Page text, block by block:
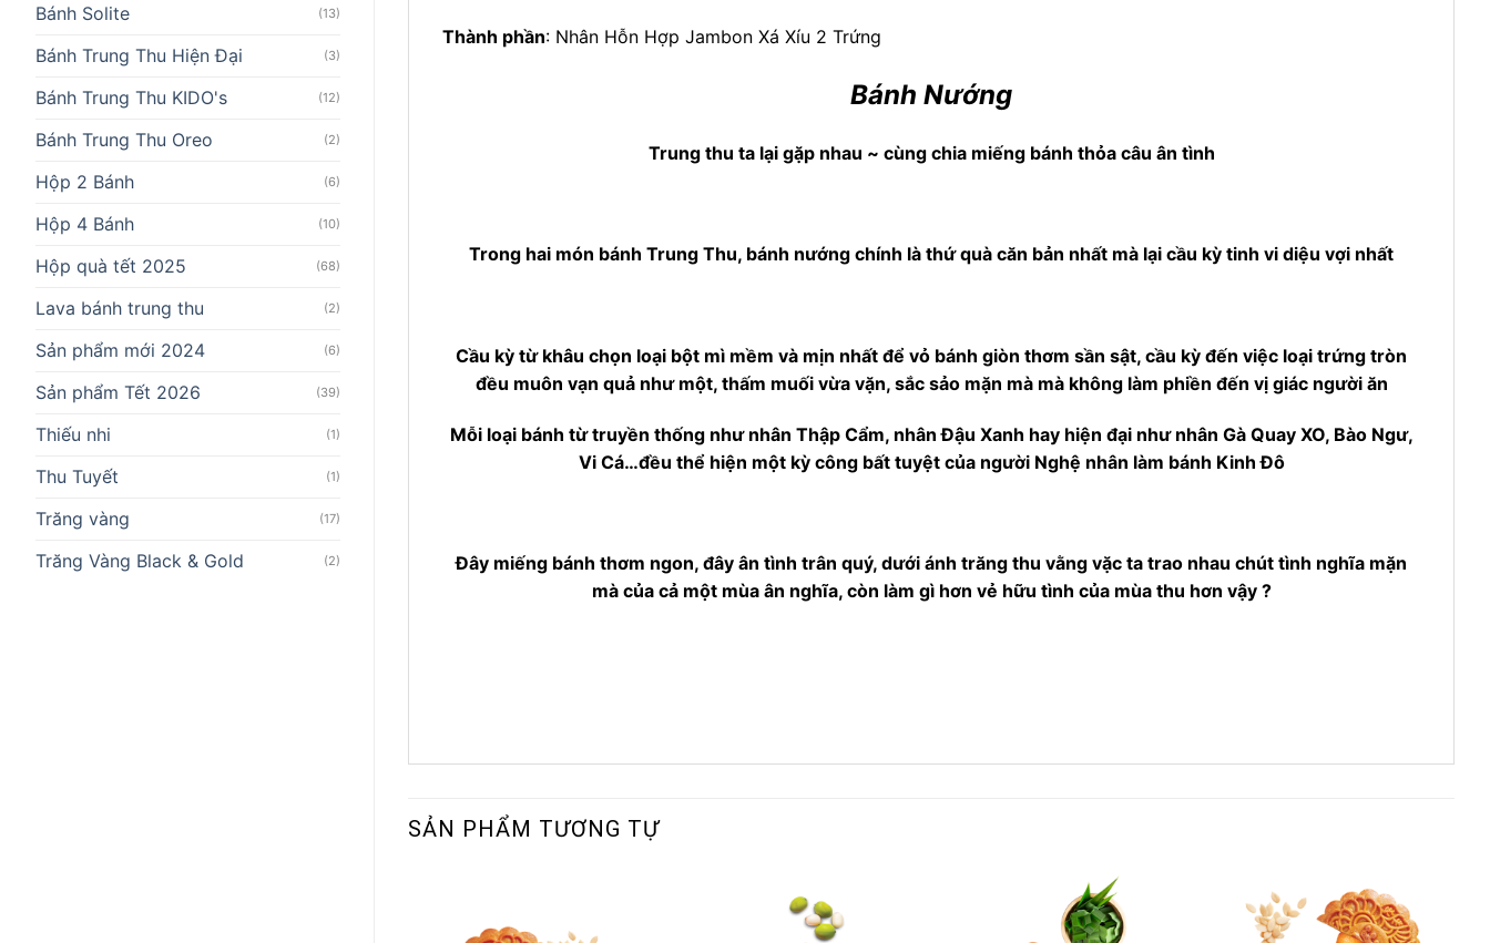
Bánh Solite (13)
Bánh Trung Thu Hiện Đại (3)
Bánh Trung Thu KIDO's (12)
Bánh Trung Thu Oreo (2)
Hộp 2 Bánh (6)
Hộp 4 Bánh (10)
Hộp quà tết 2025 (68)
Lava bánh trung thu (2)
Sản phẩm mới 2024 (6)
Sản phẩm Tết 2026 (39)
Thiếu nhi (1)
Thu Tuyết (1)
Trăng vàng (17)
Trăng Vàng Black & Gold (2)
Thành phần: Nhân Hỗn Hợp Jambon Xá Xíu 2 Trứng
Bánh Nướng
Trung thu ta lại gặp nhau ~ cùng chia miếng bánh thỏa câu ân tình
Trong hai món bánh Trung Thu, bánh nướng chính là thứ quà căn bản nhất mà lại cầu kỳ tinh vi diệu vợi nhất
Cầu kỳ từ khâu chọn loại bột mì mềm và mịn nhất để vỏ bánh giòn thơm sần sật, cầu kỳ đến việc loại trứng tròn
đều muôn vạn quả như một, thấm muối vừa vặn, sắc sảo mặn mà mà không làm phiền đến vị giác người ăn
Mỗi loại bánh từ truyền thống như nhân Thập Cẩm, nhân Đậu Xanh hay hiện đại như nhân Gà Quay XO, Bào Ngư,
Vi Cá…đều thể hiện một kỳ công bất tuyệt của người Nghệ nhân làm bánh Kinh Đô
Đây miếng bánh thơm ngon, đây ân tình trân quý, dưới ánh trăng thu vằng vặc ta trao nhau chút tình nghĩa mặn
mà của cả một mùa ân nghĩa, còn làm gì hơn vẻ hữu tình của mùa thu hơn vậy ?
SẢN PHẨM TƯƠNG TỰ